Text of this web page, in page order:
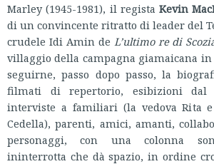
Marley (1945-1981), il regista Kevin
di un convincente ritratto di leader del
crudele Idi Amin de L’ultimo re di
villaggio della campagna giamaicana in
seguirne, passo dopo passo, la
filmati di repertorio, esibizioni dal
interviste a familiari (la vedova Rita
Cedella), parenti, amici, amanti,
personaggi, con una colonna
ininterrotta che dà spazio, in ordine